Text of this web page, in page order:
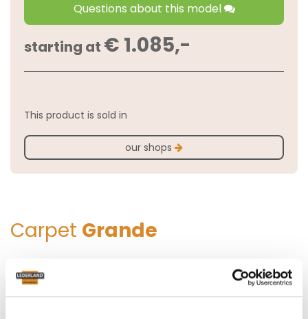
Questions about this model
starting at € 1.085,-
This product is sold in
our shops
Carpet Grande